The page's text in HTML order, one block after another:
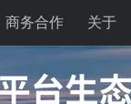
商务合作 关于